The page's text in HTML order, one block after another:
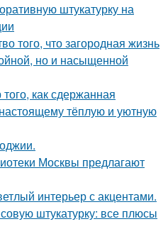
штукатурку на
того, что загородная жизнь
но и насыщенной
как сдержанная
тёплую и уютную
Москвы предлагают
интерьер с акцентами.
штукатурку: все плюсы